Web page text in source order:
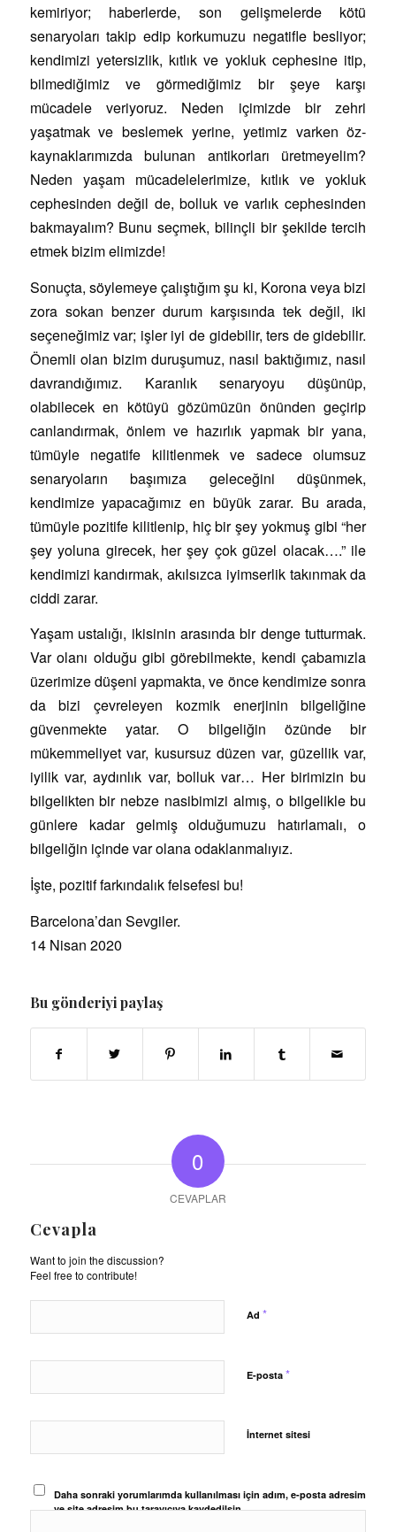
kemiriyor; haberlerde, son gelişmelerde kötü
senaryoları takip edip korkumuzu negatifle besliyor;
kendimizi yetersizlik, kıtlık ve yokluk cephesine itip,
bilmediğimiz ve görmediğimiz bir şeye karşı
mücadele veriyoruz. Neden içimizde bir zehri
yaşatmak ve beslemek yerine, yetimiz varken öz-
kaynaklarımızda bulunan antikorları üretmeyelim?
Neden yaşam mücadelelerimize, kıtlık ve yokluk
cephesinden değil de, bolluk ve varlık cephesinden
bakmayalım? Bunu seçmek, bilinçli bir şekilde tercih
etmek bizim elimizde!
Sonuçta, söylemeye çalıştığım şu ki, Korona veya bizi
zora sokan benzer durum karşısında tek değil, iki
seçeneğimiz var; işler iyi de gidebilir, ters de gidebilir.
Önemli olan bizim duruşumuz, nasıl baktığımız, nasıl
davrandığımız. Karanlık senaryoyu düşünüp,
olabilecek en kötüyü gözümüzün önünden geçirip
canlandırmak, önlem ve hazırlık yapmak bir yana,
tümüyle negatife kilitlenmek ve sadece olumsuz
senaryoların başımıza geleceğini düşünmek,
kendimize yapacağımız en büyük zarar. Bu arada,
tümüyle pozitife kilitlenip, hiç bir şey yokmuş gibi “her
şey yoluna girecek, her şey çok güzel olacak….” ile
kendimizi kandırmak, akılsızca iyimserlik takınmak da
ciddi zarar.
Yaşam ustalığı, ikisinin arasında bir denge tutturmak.
Var olanı olduğu gibi görebilmekte, kendi çabamızla
üzerimize düşeni yapmakta, ve önce kendimize sonra
da bizi çevreleyen kozmik enerjinin bilgeliğine
güvenmekte yatar. O bilgeliğin özünde bir
mükemmeliyet var, kusursuz düzen var, güzellik var,
iyilik var, aydınlık var, bolluk var… Her birimizin bu
bilgelikten bir nebze nasibimizi almış, o bilgelikle bu
günlere kadar gelmiş olduğumuzu hatırlamalı, o
bilgeliğin içinde var olana odaklanmalıyız.
İşte, pozitif farkındalık felsefesi bu!
Barcelona’dan Sevgiler.
14 Nisan 2020
Bu gönderiyi paylaş
0
CEVAPLAR
Cevapla
Want to join the discussion?
Feel free to contribute!
Ad *
E-posta *
İnternet sitesi
Daha sonraki yorumlarımda kullanılması için adım, e-posta adresim
ve site adresim bu tarayıcıya kaydedilsin.